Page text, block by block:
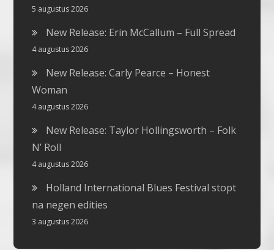
5 augustus 2026
New Release: Erin McCallum – Full Spread
4 augustus 2026
New Release: Carly Pearce – Honest
Woman
4 augustus 2026
New Release: Taylor Hollingsworth – Folk
N’ Roll
4 augustus 2026
Holland International Blues Festival stopt
na negen edities
3 augustus 2026